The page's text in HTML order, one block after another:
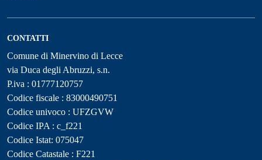
CONTATTI
Comune di Minervino di Lecce
via Duca degli Abruzzi, s.n.
P.iva : 01777120757
Codice fiscale : 83000490751
Codice univoco : UFZGVW
Codice IPA : c_f221
Codice Istat: 075047
Codice Catastale : F221